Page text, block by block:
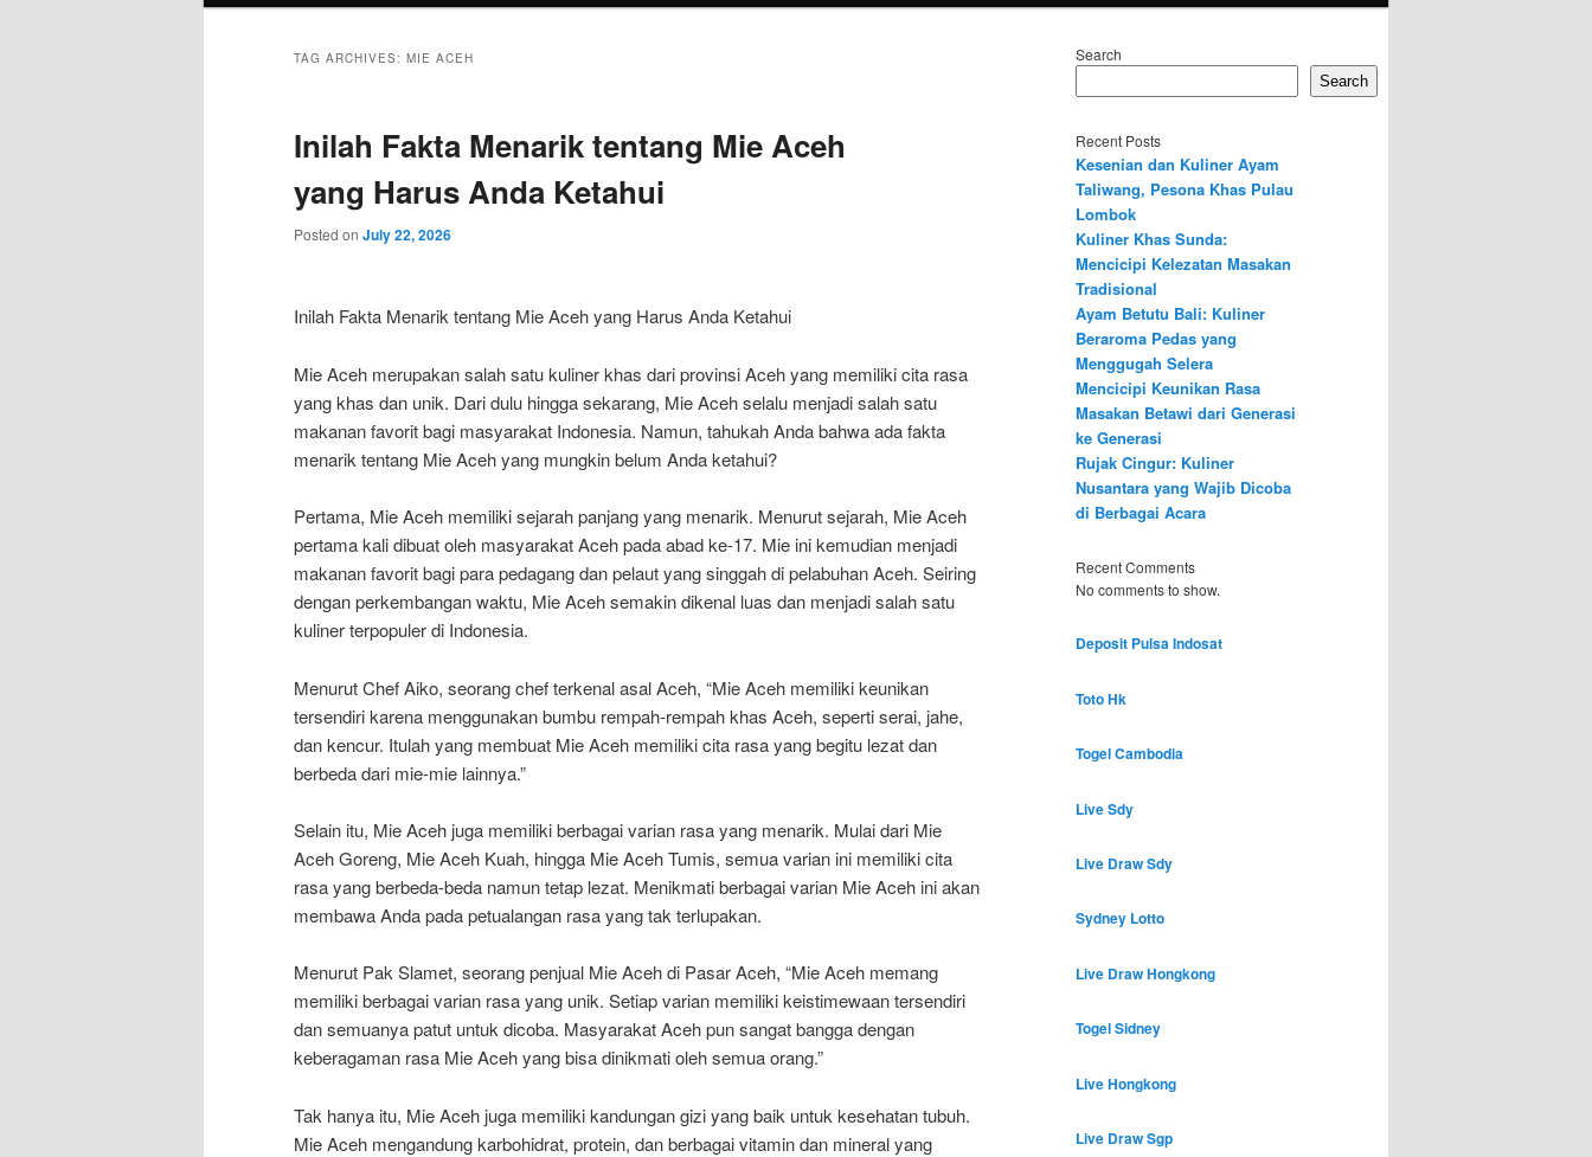
TAG ARCHIVES: MIE ACEH
Inilah Fakta Menarik tentang Mie Aceh
yang Harus Anda Ketahui
Posted on July 22, 2026
Inilah Fakta Menarik tentang Mie Aceh yang Harus Anda Ketahui
Mie Aceh merupakan salah satu kuliner khas dari provinsi Aceh yang memiliki cita rasa
yang khas dan unik. Dari dulu hingga sekarang, Mie Aceh selalu menjadi salah satu
makanan favorit bagi masyarakat Indonesia. Namun, tahukah Anda bahwa ada fakta
menarik tentang Mie Aceh yang mungkin belum Anda ketahui?
Pertama, Mie Aceh memiliki sejarah panjang yang menarik. Menurut sejarah, Mie Aceh
pertama kali dibuat oleh masyarakat Aceh pada abad ke-17. Mie ini kemudian menjadi
makanan favorit bagi para pedagang dan pelaut yang singgah di pelabuhan Aceh. Seiring
dengan perkembangan waktu, Mie Aceh semakin dikenal luas dan menjadi salah satu
kuliner terpopuler di Indonesia.
Menurut Chef Aiko, seorang chef terkenal asal Aceh, “Mie Aceh memiliki keunikan
tersendiri karena menggunakan bumbu rempah-rempah khas Aceh, seperti serai, jahe,
dan kencur. Itulah yang membuat Mie Aceh memiliki cita rasa yang begitu lezat dan
berbeda dari mie-mie lainnya.”
Selain itu, Mie Aceh juga memiliki berbagai varian rasa yang menarik. Mulai dari Mie
Aceh Goreng, Mie Aceh Kuah, hingga Mie Aceh Tumis, semua varian ini memiliki cita
rasa yang berbeda-beda namun tetap lezat. Menikmati berbagai varian Mie Aceh ini akan
membawa Anda pada petualangan rasa yang tak terlupakan.
Menurut Pak Slamet, seorang penjual Mie Aceh di Pasar Aceh, “Mie Aceh memang
memiliki berbagai varian rasa yang unik. Setiap varian memiliki keistimewaan tersendiri
dan semuanya patut untuk dicoba. Masyarakat Aceh pun sangat bangga dengan
keberagaman rasa Mie Aceh yang bisa dinikmati oleh semua orang.”
Tak hanya itu, Mie Aceh juga memiliki kandungan gizi yang baik untuk kesehatan tubuh.
Mie Aceh mengandung karbohidrat, protein, dan berbagai vitamin dan mineral yang
Search
Search
Recent Posts
Kesenian dan Kuliner Ayam
Taliwang, Pesona Khas Pulau
Lombok
Kuliner Khas Sunda:
Mencicipi Kelezatan Masakan
Tradisional
Ayam Betutu Bali: Kuliner
Beraroma Pedas yang
Menggugah Selera
Mencicipi Keunikan Rasa
Masakan Betawi dari Generasi
ke Generasi
Rujak Cingur: Kuliner
Nusantara yang Wajib Dicoba
di Berbagai Acara
Recent Comments
No comments to show.
Deposit Pulsa Indosat
Toto Hk
Togel Cambodia
Live Sdy
Live Draw Sdy
Sydney Lotto
Live Draw Hongkong
Togel Sidney
Live Hongkong
Live Draw Sgp